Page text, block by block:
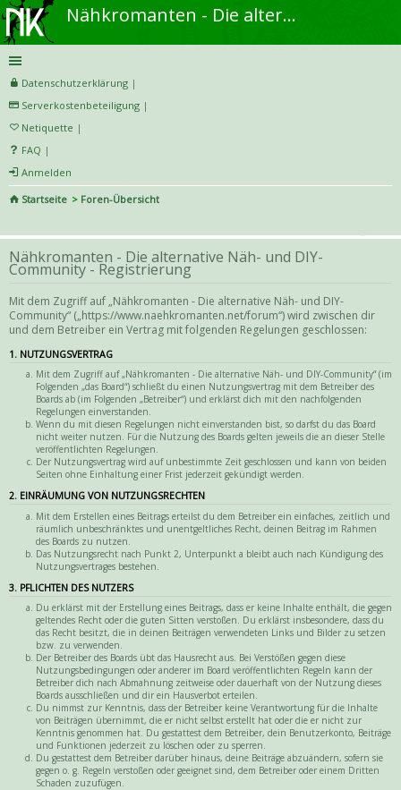
Nähkromanten - Die alternative Näh- und DIY-Community
Datenschutzerklärung |
Serverkostenbeteiligung |
Netiquette |
FAQ |
Anmelden
Startseite
Foren-Übersicht
uc
he
Nähkromanten - Die alternative Näh- und DIY-
Community - Registrierung
Mit dem Zugriff auf „Nähkromanten - Die alternative Näh- und DIY-
Community“ („https://www.naehkromanten.net/forum“) wird zwischen dir
und dem Betreiber ein Vertrag mit folgenden Regelungen geschlossen:
1. NUTZUNGSVERTRAG
Mit dem Zugriff auf „Nähkromanten - Die alternative Näh- und DIY-Community“ (im
Folgenden „das Board“) schließt du einen Nutzungsvertrag mit dem Betreiber des
Boards ab (im Folgenden „Betreiber“) und erklärst dich mit den nachfolgenden
Regelungen einverstanden.
Wenn du mit diesen Regelungen nicht einverstanden bist, so darfst du das Board
nicht weiter nutzen. Für die Nutzung des Boards gelten jeweils die an dieser Stelle
veröffentlichten Regelungen.
Der Nutzungsvertrag wird auf unbestimmte Zeit geschlossen und kann von beiden
Seiten ohne Einhaltung einer Frist jederzeit gekündigt werden.
2. EINRÄUMUNG VON NUTZUNGSRECHTEN
Mit dem Erstellen eines Beitrags erteilst du dem Betreiber ein einfaches, zeitlich und
räumlich unbeschränktes und unentgeltliches Recht, deinen Beitrag im Rahmen
des Boards zu nutzen.
Das Nutzungsrecht nach Punkt 2, Unterpunkt a bleibt auch nach Kündigung des
Nutzungsvertrages bestehen.
3. PFLICHTEN DES NUTZERS
Du erklärst mit der Erstellung eines Beitrags, dass er keine Inhalte enthält, die gegen
geltendes Recht oder die guten Sitten verstoßen. Du erklärst insbesondere, dass du
das Recht besitzt, die in deinen Beiträgen verwendeten Links und Bilder zu setzen
bzw. zu verwenden.
Der Betreiber des Boards übt das Hausrecht aus. Bei Verstößen gegen diese
Nutzungsbedingungen oder anderer im Board veröffentlichten Regeln kann der
Betreiber dich nach Abmahnung zeitweise oder dauerhaft von der Nutzung dieses
Boards ausschließen und dir ein Hausverbot erteilen.
Du nimmst zur Kenntnis, dass der Betreiber keine Verantwortung für die Inhalte
von Beiträgen übernimmt, die er nicht selbst erstellt hat oder die er nicht zur
Kenntnis genommen hat. Du gestattest dem Betreiber, dein Benutzerkonto, Beiträge
und Funktionen jederzeit zu löschen oder zu sperren.
Du gestattest dem Betreiber darüber hinaus, deine Beiträge abzuändern, sofern sie
gegen o. g. Regeln verstoßen oder geeignet sind, dem Betreiber oder einem Dritten
Schaden zuzufügen.